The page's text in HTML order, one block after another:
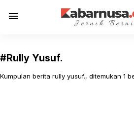
menu
#Rully Yusuf.
Kumpulan berita rully yusuf., ditemukan 1